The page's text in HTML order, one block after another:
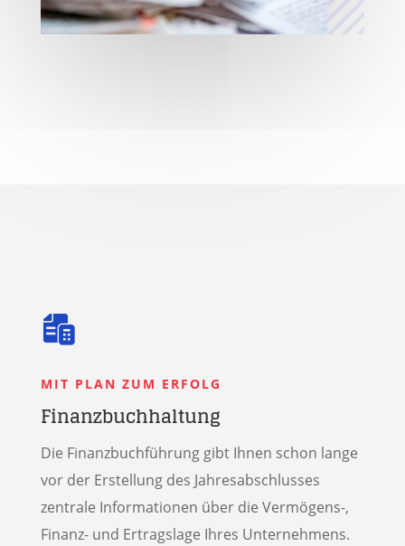
MIT PLAN ZUM ERFOLG
Finanzbuchhaltung
Die Finanz­buchführung gibt Ihnen schon lange
vor der Erstellung des Jahres­ab­schlusses
zentrale Informationen über die Vermögens-,
Finanz- und Ertragslage Ihres Unternehmens.